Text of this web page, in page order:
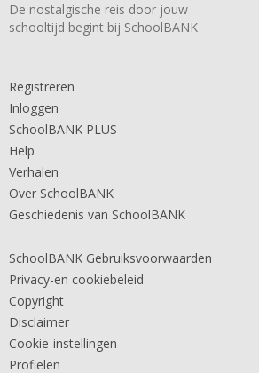
De nostalgische reis door jouw
schooltijd begint bij SchoolBANK
Registreren
Inloggen
SchoolBANK PLUS
Help
Verhalen
Over SchoolBANK
Geschiedenis van SchoolBANK
SchoolBANK Gebruiksvoorwaarden
Privacy-en cookiebeleid
Copyright
Disclaimer
Cookie-instellingen
Profielen